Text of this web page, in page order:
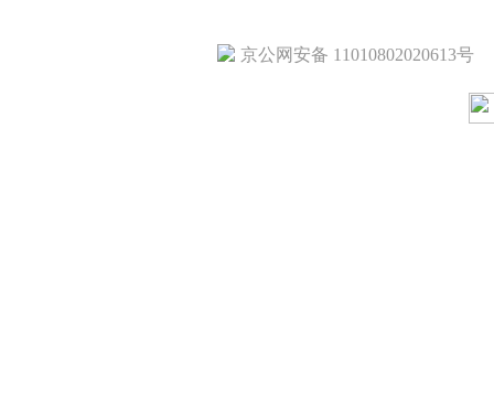
京公网安备 11010802020613号